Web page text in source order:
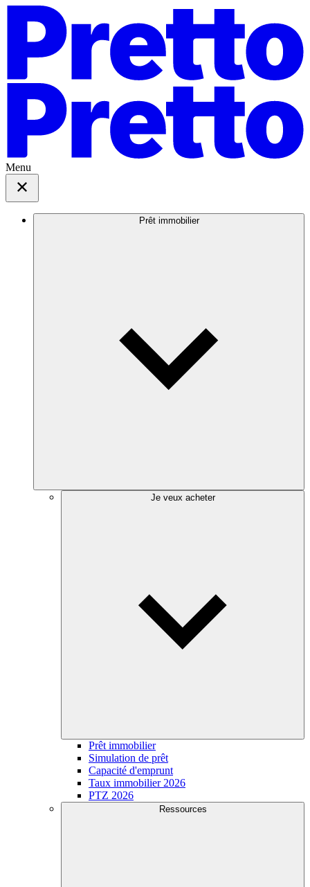
Menu
Prêt immobilier
Je veux acheter
Prêt immobilier
Simulation de prêt
Capacité d'emprunt
Taux immobilier 2026
PTZ 2026
Ressources